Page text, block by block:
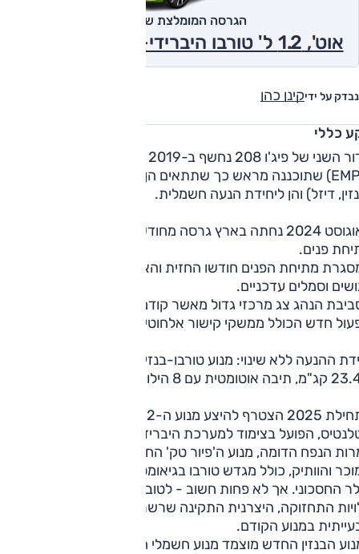
נבדק על ידיקינן כהן
הגרסה המומלצת של אוטו
אוט', 1.2 ל' טורבו היברידי-מתון, GT 2026
כללי
(EMP1) שתוכננה מראש כך שתתאים הן ליחידות הנעה מסורתיות
דיזל) והן ליחידת הנעה חשמלית.
פנים.
מתיחת הפנים חודשו החזית והאחוריים, עם יחידות
וסמלים עדכניים.
חדש הכולל ממשקי קישור אלחוטיים ועוד.
הפועל בצימוד למערכת היברידית מתונה.
הנפח הדומה, מנוע ה'פיור טק' החדש שונה ממנוע הבנזין
והוותיק, כולל מגדש טורבו בגיאומטריה משתנה ופועל
החסכוני. אך לא פחות חשוב - לטובת שיפור האמינות
התחזוקה, היצרנית התקינה שרשרת תזמון במקום הרצועה
במנוע הקודם.
הבנזין החדש מוצמד מנוע חשמלי המשולב בתיבת שישה